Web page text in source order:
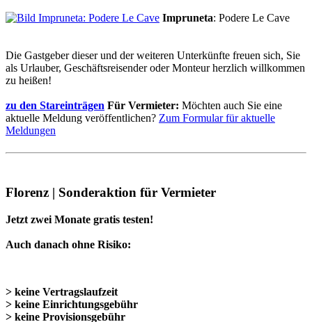
Impruneta: Podere Le Cave
Die Gastgeber dieser und der weiteren Unterkünfte freuen sich, Sie
als Urlauber, Geschäftsreisender oder Monteur herzlich willkommen
zu heißen!
zu den Stareinträgen Für Vermieter: Möchten auch Sie eine
aktuelle Meldung veröffentlichen? Zum Formular für aktuelle
Meldungen
Florenz | Sonderaktion für Vermieter
Jetzt zwei Monate gratis testen!
Auch danach ohne Risiko:
> keine Vertragslaufzeit
> keine Einrichtungsgebühr
> keine Provisionsgebühr